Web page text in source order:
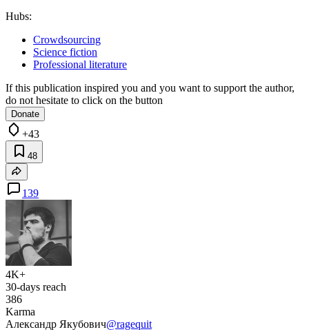
Hubs:
Crowdsourcing
Science fiction
Professional literature
If this publication inspired you and you want to support the author,
do not hesitate to click on the button
Donate
+43
48
139
4K+
30-days reach
386
Karma
Александр Якубович@ragequit